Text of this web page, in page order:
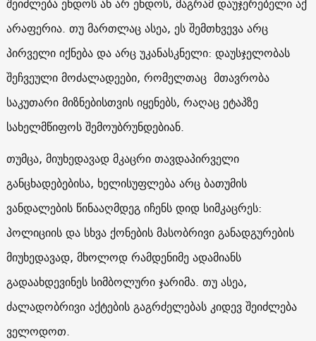
არაფერია. თუ მართლაც ასეა, ეს შემთხვევა არც
პირველი იქნება და არც უკანასკნელი: დაუსჯელობას
შეჩვეული მოძალადეები, რომელთაც მთავრობა
საკუთარი მიზნებისთვის იყენებს, რაღაც ეტაპზე
სახელმწიფოს შემოუბრუნდებიან.
თუმცა, მიუხედავად მკაცრი თავდაპირველი
განცხადებებისა, ხელისუფლება არც ბათუმის
ვანდალების წინააღმდეგ იჩენს დიდ სიმკაცრეს:
პოლიციის და სხვა ქონების მასობრივი განადგურების
მიუხედავად, მხოლოდ რამდენიმე ადამიანს
გადაახდევინეს სიმბოლური ჯარიმა. თუ ასეა,
ძალადობრივი აქტების გაგრძელებას კიდევ შეიძლება
ველოდოთ.